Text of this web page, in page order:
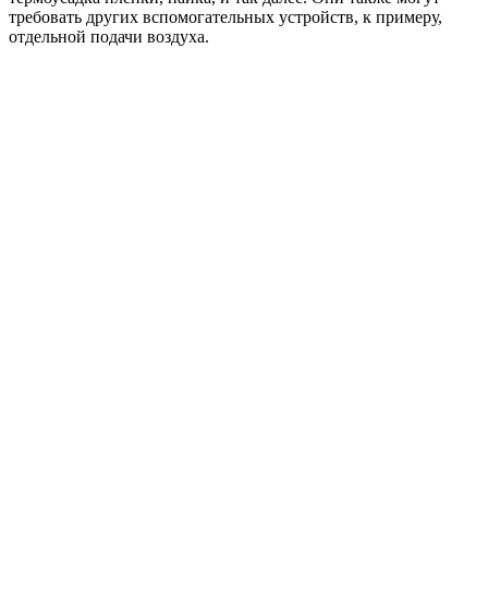
требовать других вспомогательных устройств, к примеру,
отдельной подачи воздуха.